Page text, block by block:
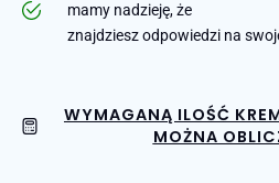
mamy nadzieję, że
znajdziesz odpowiedzi na
WYMAGANĄ ILOŚĆ
MOŻNA